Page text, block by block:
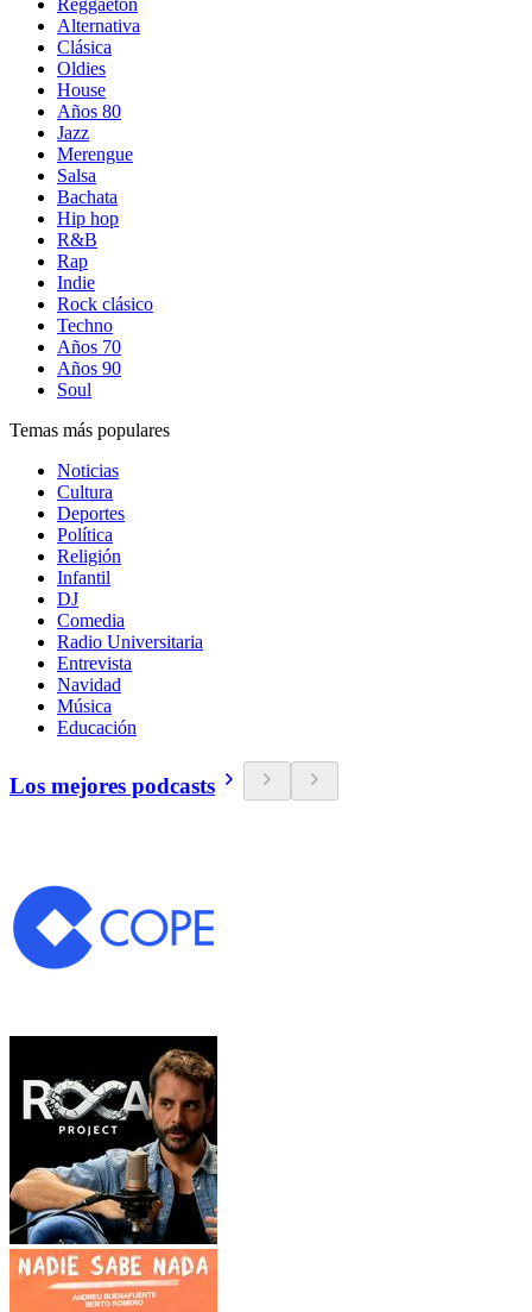
Reggaetón
Alternativa
Clásica
Oldies
House
Años 80
Jazz
Merengue
Salsa
Bachata
Hip hop
R&B
Rap
Indie
Rock clásico
Techno
Años 70
Años 90
Soul
Temas más populares
Noticias
Cultura
Deportes
Política
Religión
Infantil
DJ
Comedia
Radio Universitaria
Entrevista
Navidad
Música
Educación
Los mejores podcasts